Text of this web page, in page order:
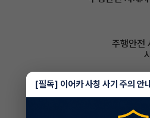
주행안전
스
[필독] 이어카 사칭 사기 주의 안내